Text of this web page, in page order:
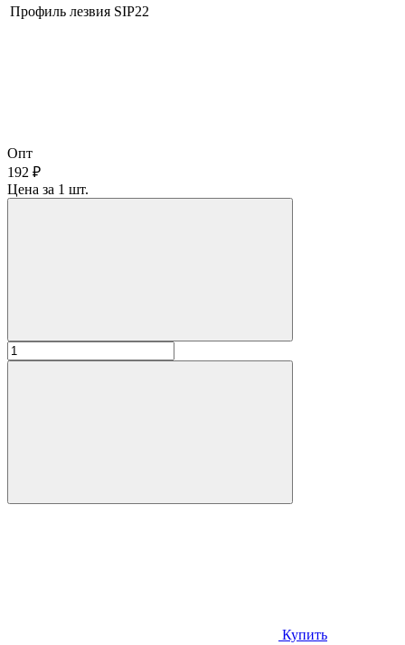
Профиль лезвия SIP22
Опт
192 ₽
Цена за 1 шт.
Купить